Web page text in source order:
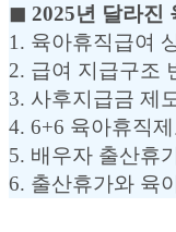
◼︎ 2025년 달라진
1. 육아휴직급여
2. 급여 지급구조
3. 사후지급금 제
4. 6+6 육아휴직
5. 배우자 출산휴
6. 출산휴가와 육